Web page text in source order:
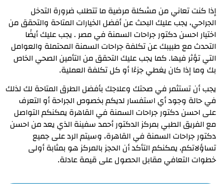
إذا كنت تعاني من مشكلة مرضية ما تتطلب ضرورة التدخل
الجراحي، يجب عليك البحث عن أفضل الخيارات المتاحة والتحقق من
اختيار احسن دكتور جراحات السمنة في مصر . يجب عليك أيضًا
التحدث مع طبيبك عن تكلفة جراحات السمنة المحتملة والعوامل
التي تؤثر فيها. كما يجب عليك التحقق من التأمين الصحي الخاص
بك وما إذا كان يغطي جزءًا أو كل تكلفة العملية.
يجب أن تستثمر في صحتك وعلاجك بأفضل الطرق المتاحة لك لذلك
في حالة وجود أي استفسار لديكم بخصوص الجراحة أو التعرف
على احسن دكتور جراحات السمنة في القاهرة يمكنكم التواصل
مع الفريق الطبي بمركز الدكتور أحمد سفينة الذي يعد من احسن
دكتور جراحات السمنة في القاهرة، وسيتم الرد على جميع
تساؤلاتكم، يمكنكم التأكد أن الحجز بالمركز هو بمثابة أولى
خطوات التعافي مقابل الحصول على قيمة عادلة.